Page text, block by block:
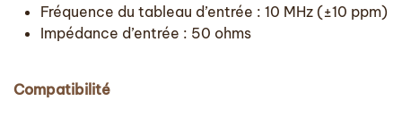
Fréquence du tableau d’entrée : 10 MHz (±10 ppm)
Impédance d’entrée : 50 ohms
Compatibilité